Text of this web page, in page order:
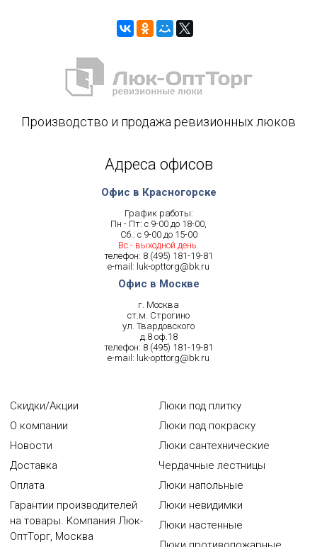
Производство и продажа ревизионных люков
Адреса офисов
Офис в Красногорске
График работы:
Пн - Пт: с 9-00 до 18-00,
Сб.: с 9-00 до 15-00
Вс.- выходной день.
телефон: 8 (495) 181-19-81
e-mail: luk-opttorg@bk.ru
Офис в Москве
г. Москва
ст.м. Строгино
ул. Твардовского
д.8 оф.18
телефон: 8 (495) 181-19-81
e-mail: luk-opttorg@bk.ru
Скидки/Акции
О компании
Новости
Доставка
Оплата
Гарантии производителей
на товары. Компания Люк-
ОптТорг, Москва
Люки под плитку
Люки под покраску
Люки сантехнические
Чердачные лестницы
Люки напольные
Люки невидимки
Люки настенные